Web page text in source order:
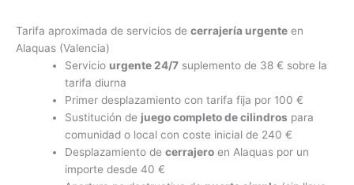
Tarifa aproximada de servicios de cerrajería urgente en
Alaquas (Valencia)
Servicio urgente 24/7suplemento de 38 € sobre la
tarifa diurna
Primer desplazamiento con tarifa fija por 100 €
Sustitución de juego completo de cilindros para
comunidad o local con coste inicial de 240 €
Desplazamiento de cerrajeroen Alaquas por un
importe desde 40 €